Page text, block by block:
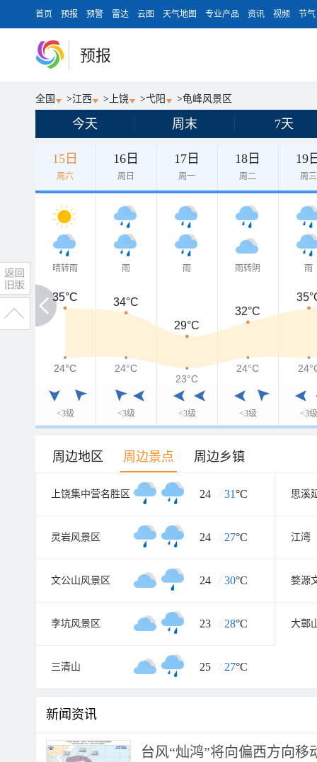
首页 预报 预警 雷达 云图 天气地图 专业产品 资讯 视频 节气
预报
全国 >江西 > 上饶 >弋阳 >龟峰风景区
今天 周末 7天
15日
周六
16日
周日
17日
周一
18日
周二
19
周三
晴转雨
<3级
雨
<3级
雨
<3级
雨转阴
<3级
雨
<3级
35°C
35°C 34°C
29°C
32°C
24°C
24°C
24°C
23°C
24°C
周边地区 周边景点 周边乡镇
上饶集中营名胜区 24 / 31°C 思溪
灵岩风景区 24 / 27°C 江湾
文公山风景区 24 / 30°C 婺源
李坑风景区 23 / 28°C 大鄣
三清山 25 / 27°C
新闻资讯
台风“灿鸿”将向偏西方向移